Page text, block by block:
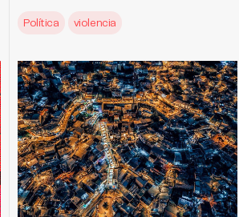
Política violencia